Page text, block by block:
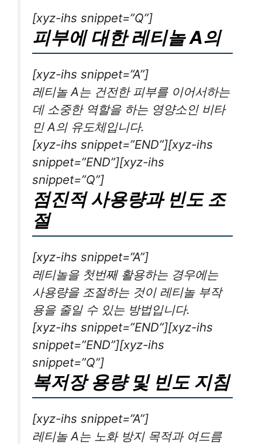
[xyz-ihs snippet=”Q”]
피부에 대한 레티놀 A의
[xyz-ihs snippet=”A”]
레티놀 A는 건전한 피부를 이어서하는
데 소중한 역할을 하는 영양소인 비타
민 A의 유도체입니다.
[xyz-ihs snippet=”END”][xyz-ihs
snippet=”END”][xyz-ihs
snippet=”Q”]
점진적 사용량과 빈도 조
절
[xyz-ihs snippet=”A”]
레티놀을 첫번째 활용하는 경우에는
사용량을 조절하는 것이 레티놀 부작
용을 줄일 수 있는 방법입니다.
[xyz-ihs snippet=”END”][xyz-ihs
snippet=”END”][xyz-ihs
snippet=”Q”]
복저장 용량 및 빈도 지침
[xyz-ihs snippet=”A”]
레티놀 A는 노화 방지 목적과 여드름